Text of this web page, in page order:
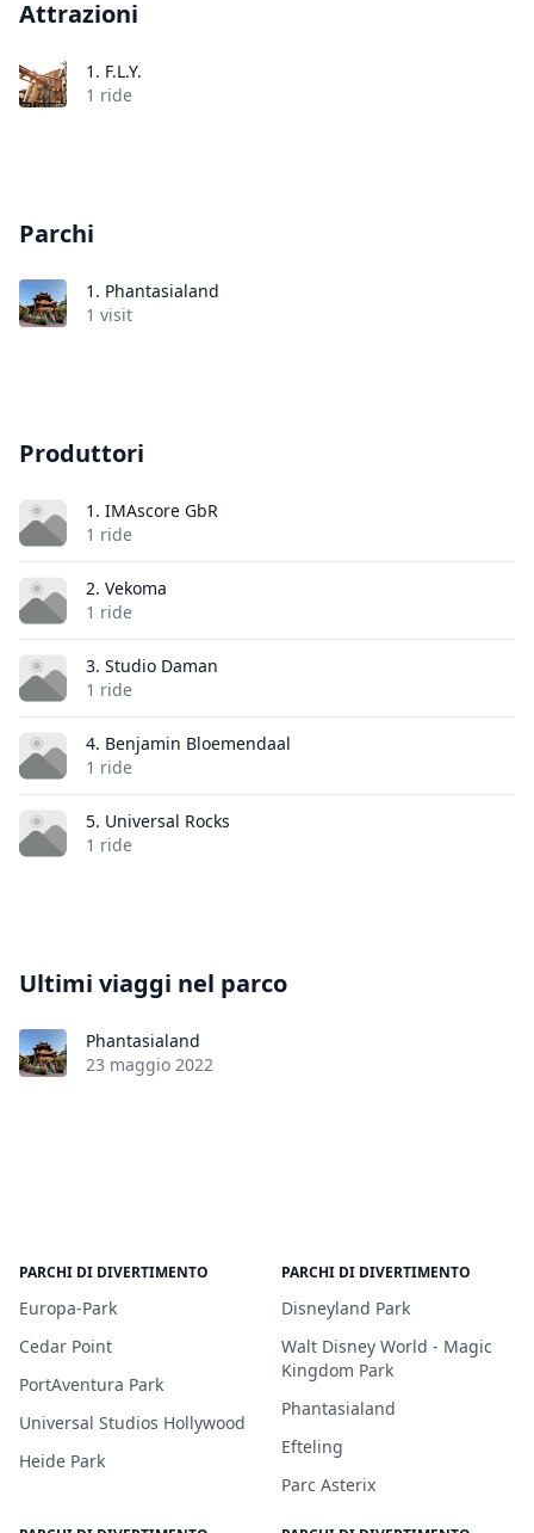
Attrazioni
1. F.L.Y.
1 ride
Parchi
1. Phantasialand
1 visit
Produttori
1. IMAscore GbR
1 ride
2. Vekoma
1 ride
3. Studio Daman
1 ride
4. Benjamin Bloemendaal
1 ride
5. Universal Rocks
1 ride
Ultimi viaggi nel parco
Phantasialand
23 maggio 2022
PARCHI DI DIVERTIMENTO
Europa-Park
Cedar Point
PortAventura Park
Universal Studios Hollywood
Heide Park
PARCHI DI DIVERTIMENTO
Disneyland Park
Walt Disney World - Magic
Kingdom Park
Phantasialand
Efteling
Parc Asterix